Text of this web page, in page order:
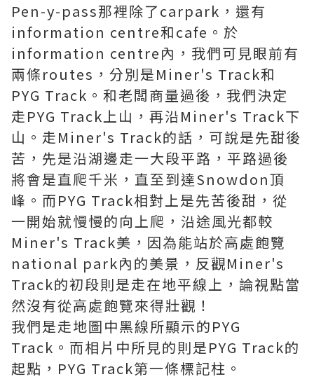
Pen-y-pass那裡除了carpark，還有
information centre和cafe。於
information centre內，我們可見眼前有
兩條routes，分別是Miner's Track和
PYG Track。和老闆商量過後，我們決定
走PYG Track上山，再沿Miner's Track下
山。走Miner's Track的話，可說是先甜後
苦，先是沿湖邊走一大段平路，平路過後
將會是直爬千米，直至到達Snowdon頂
峰。而PYG Track相對上是先苦後甜，從
一開始就慢慢的向上爬，沿途風光都較
Miner's Track美，因為能站於高處飽覽
national park內的美景，反觀Miner's
Track的初段則是走在地平線上，論視點當
然沒有從高處飽覽來得壯觀！
我們是走地圖中黑線所顯示的PYG
Track。而相片中所見的則是PYG Track的
起點，PYG Track第一條標記柱。